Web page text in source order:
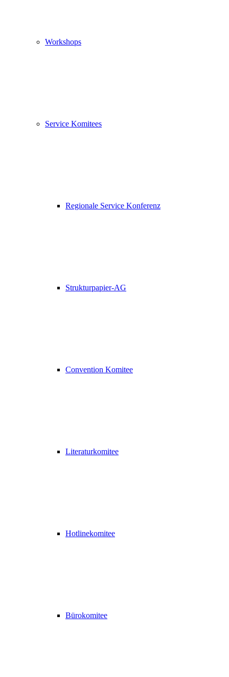
Workshops
Service Komitees
Regionale Service Konferenz
Strukturpapier-AG
Convention Komitee
Literaturkomitee
Hotlinekomitee
Bürokomitee